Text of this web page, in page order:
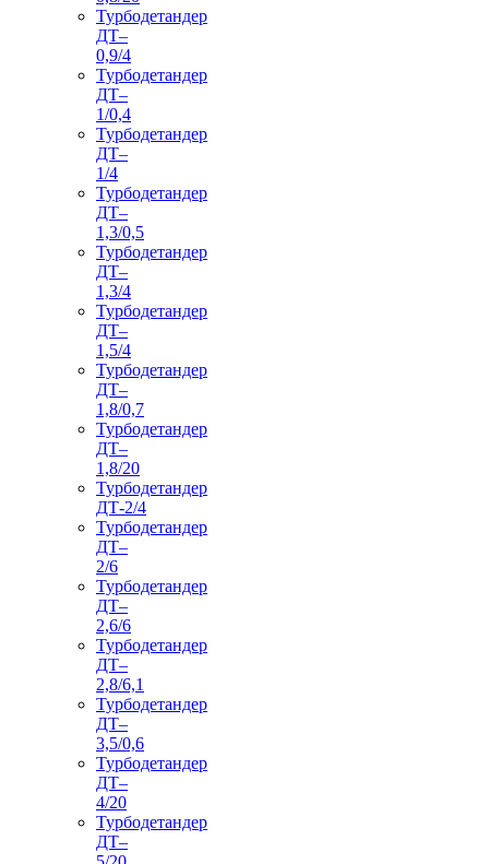
Турбодетандер
ДТ–
0,9/4
Турбодетандер
ДТ–
1/0,4
Турбодетандер
ДТ–
1/4
Турбодетандер
ДТ–
1,3/0,5
Турбодетандер
ДТ–
1,3/4
Турбодетандер
ДТ–
1,5/4
Турбодетандер
ДТ–
1,8/0,7
Турбодетандер
ДТ–
1,8/20
Турбодетандер
ДТ-2/4
Турбодетандер
ДТ–
2/6
Турбодетандер
ДТ–
2,6/6
Турбодетандер
ДТ–
2,8/6,1
Турбодетандер
ДТ–
3,5/0,6
Турбодетандер
ДТ–
4/20
Турбодетандер
ДТ–